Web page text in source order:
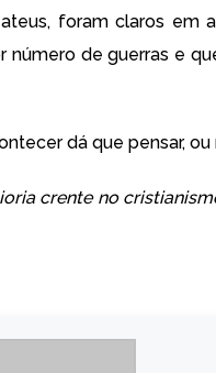
foram claros em
número de guerras e
dá que pensar, ou
crente no